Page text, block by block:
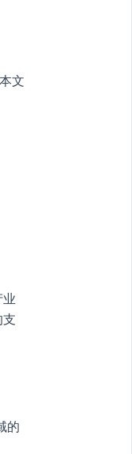
文
业
的